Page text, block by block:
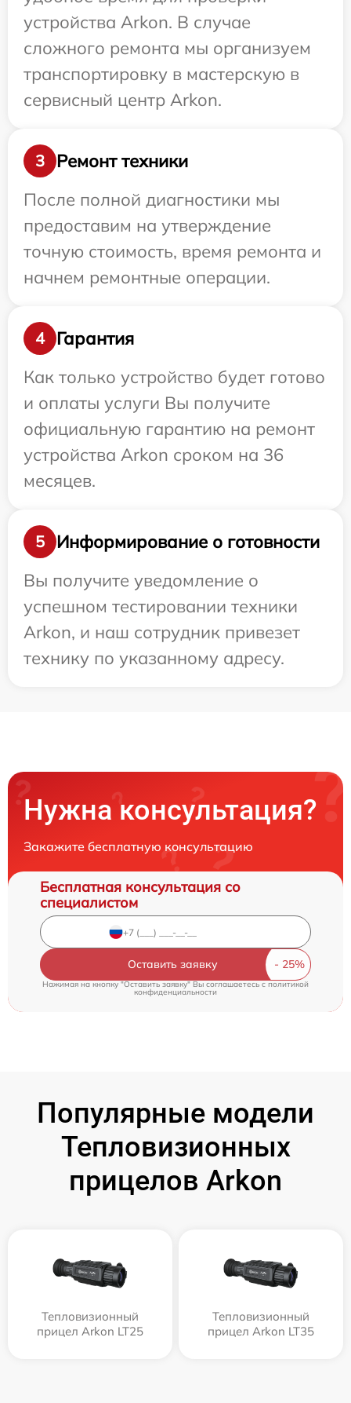
устройства Arkon. В случае
сложного ремонта мы организуем
транспортировку в мастерскую в
сервисный центр Arkon.
3
Ремонт техники
После полной диагностики мы
предоставим на утверждение
точную стоимость, время ремонта и
начнем ремонтные операции.
4
Гарантия
Как только устройство будет готово
и оплаты услуги Вы получите
официальную гарантию на ремонт
устройства Arkon сроком на 36
месяцев.
5
Информирование о готовности
Вы получите уведомление о
успешном тестировании техники
Arkon, и наш сотрудник привезет
технику по указанному адресу.
Нужна консультация?
Закажите бесплатную консультацию
Бесплатная консультация со
специалистом
Оставить заявку
Нажимая на кнопку "Оставить заявку" Вы соглашаетесь c политикой
конфиденциальности
Популярные модели
Тепловизионных
прицелов Arkon
Тепловизионный
прицел Arkon LT25
Тепловизионный
прицел Arkon LT35